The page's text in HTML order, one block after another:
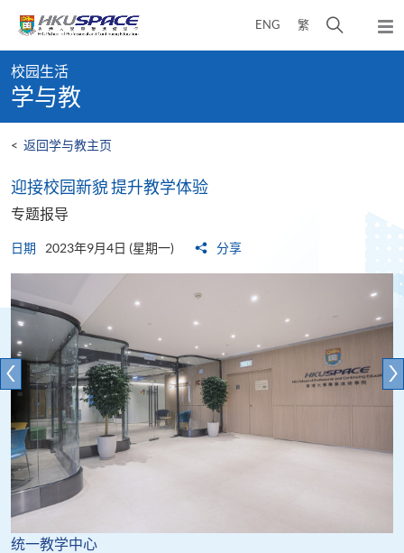
content
ENG 繁
开
弹
出
content
start
校园生活
学与教
< 返回学与教主页
迎接校园新貌 提升教学体验
专题报导
日期 2023年9月4日 (星期一) 分享
统一教学中心